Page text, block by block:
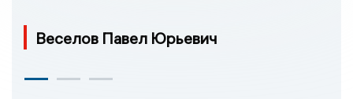
Веселов Павел Юрьевич